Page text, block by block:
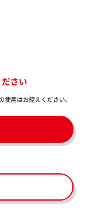
さい
用はお控えください。​